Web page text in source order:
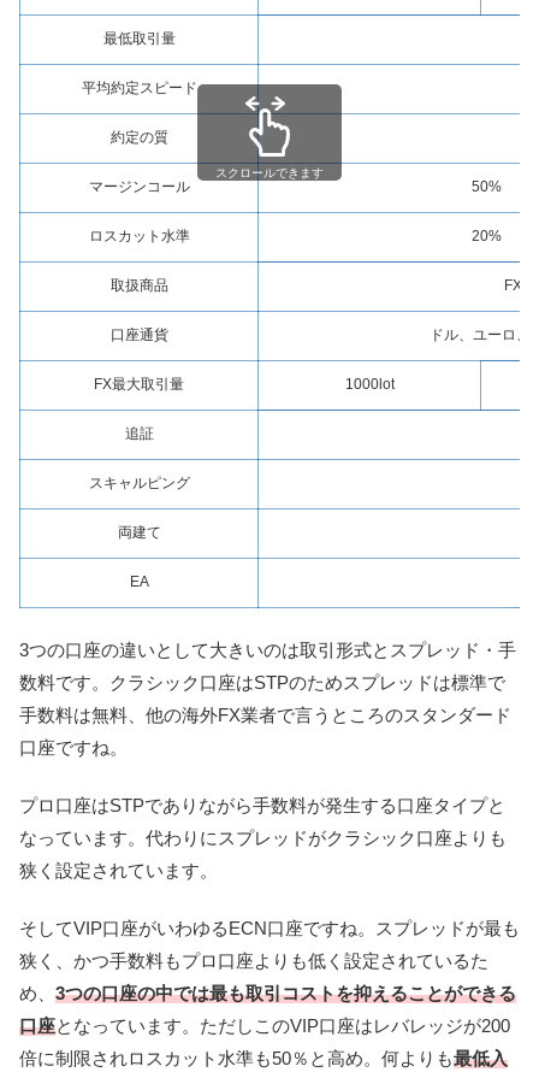
最低取引量
平均約定スピード
約定の質
マージンコール 50%
ロスカット水準 20%
取扱商品 FX,
口座通貨 ドル、ユーロ、
FX最大取引量 1000lot
追証
スキャルピング
両建て
EA
スクロールできます
3つの口座の違いとして大きいのは取引形式とスプレッド・手
数料です。クラシック口座はSTPのためスプレッドは標準で
手数料は無料、他の海外FX業者で言うところのスタンダード
口座ですね。
プロ口座はSTPでありながら手数料が発生する口座タイプと
なっています。代わりにスプレッドがクラシック口座よりも
狭く設定されています。
そしてVIP口座がいわゆるECN口座ですね。スプレッドが最も
狭く、かつ手数料もプロ口座よりも低く設定されているた
め、 3つの口座の中では最も取引コストを抑えることができる
口座となっています。ただしこのVIP口座はレバレッジが200
倍に制限されロスカット水準も50％と高め。何よりも最低入